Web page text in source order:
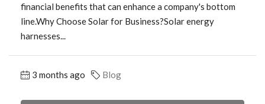
financial benefits that can enhance a company's bottom
line.Why Choose Solar for Business?Solar energy
harnesses...
3 months ago Blog